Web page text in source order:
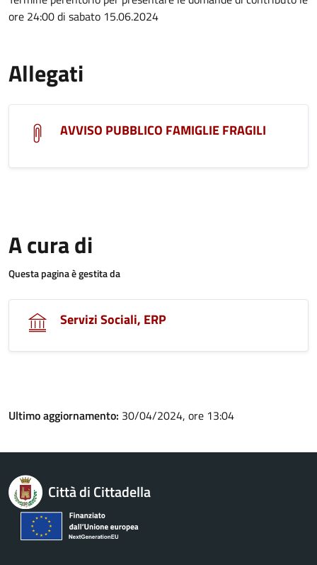
ore 24:00 di sabato 15.06.2024
Allegati
AVVISO PUBBLICO FAMIGLIE FRAGILI
A cura di
Questa pagina è gestita da
Servizi Sociali, ERP
Ultimo aggiornamento: 30/04/2024, ore 13:04
Città di Cittadella